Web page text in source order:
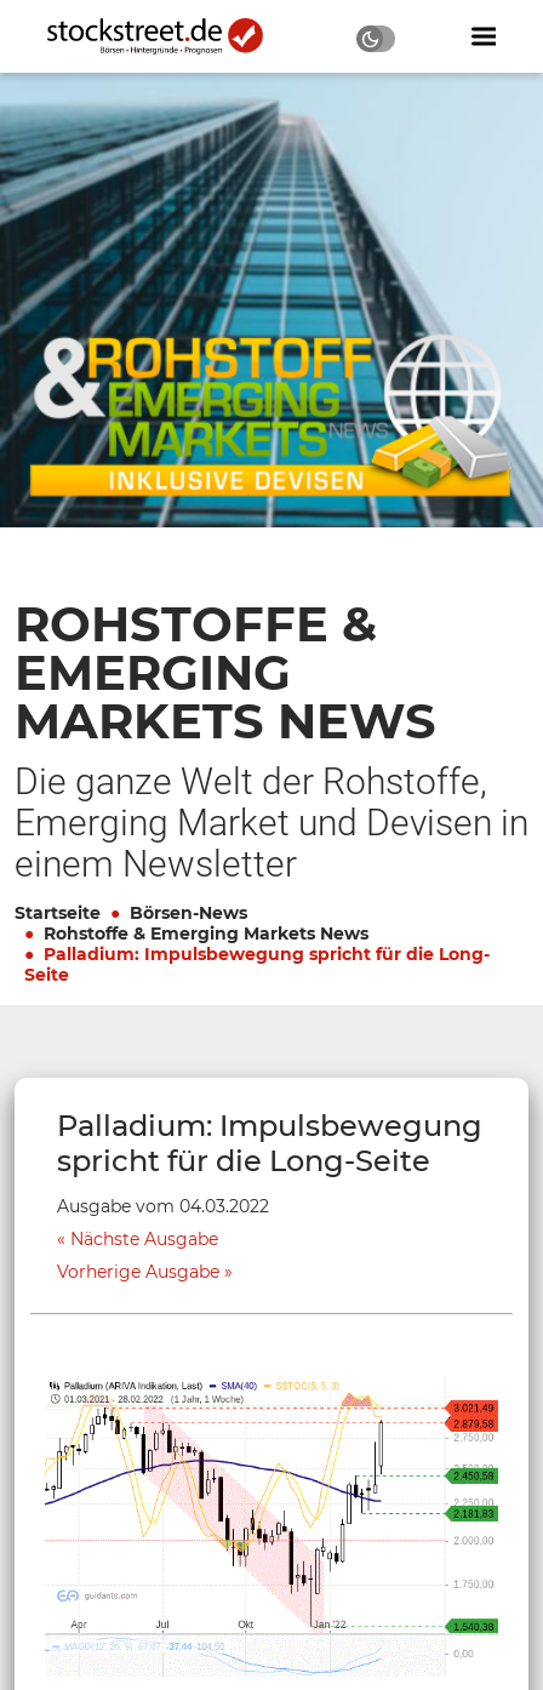
ROHSTOFFE &
EMERGING
MARKETS NEWS
Die ganze Welt der Rohstoffe,
Emerging Market und Devisen in
einem Newsletter
Startseite
Börsen-News
Rohstoffe & Emerging Markets News
Palladium: Impulsbewegung spricht für die Long-
Seite
Palladium: Impulsbewegung
spricht für die Long-Seite
Ausgabe vom 04.03.2022
Nächste Ausgabe
Vorherige Ausgabe